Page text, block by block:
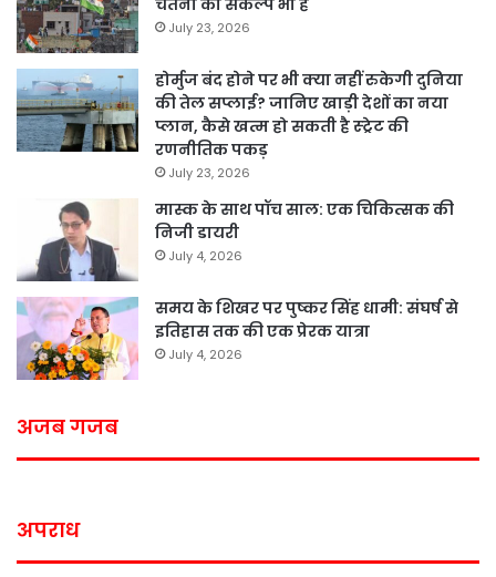
July 23, 2026
होर्मुज बंद होने पर भी क्या नहीं रुकेगी दुनिया
की तेल सप्लाई? जानिए खाड़ी देशों का नया
प्लान, कैसे खत्म हो सकती है स्ट्रेट की
रणनीतिक पकड़
July 23, 2026
मास्क के साथ पॉच साल: एक चिकित्सक की
निजी डायरी
July 4, 2026
समय के शिखर पर पुष्कर सिंह धामी: संघर्ष से
इतिहास तक की एक प्रेरक यात्रा
July 4, 2026
अजब गजब
अपराध